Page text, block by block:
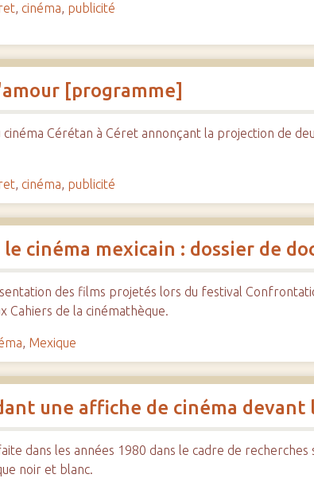
,cinéma, publicité
[programme]
Cérétan à Céret annonçant la projection de
,cinéma, publicité
le cinéma mexicain : dossier de
des films projetés lors du festival
Cahiers de la cinémathèque.
, Mexique
une affiche de cinéma
dans les années 1980 dans le cadre de
noir et blanc.